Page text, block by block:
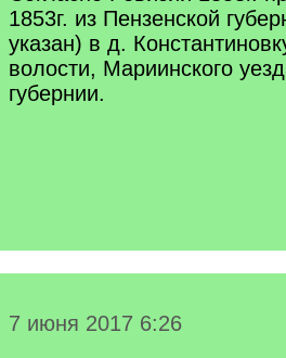
1853г. из Пензенской
указан) в д.
волости, Мариинского
губернии.
7 июня 2017 6:26